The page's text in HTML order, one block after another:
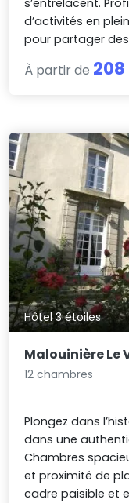
d’activités en
pour partager
À partir de 208
Hôtel 3 étoiles
Malouinière Le
12 chambres
Plongez dans
dans une
Chambres
et proximité de
cadre paisible et